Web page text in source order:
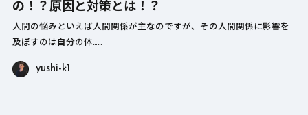
の！？原因と対策とは！？
人間の悩みといえば人間関係が主なのですが、その人間関係に影響を
及ぼすのは自分の体……
yushi-k1